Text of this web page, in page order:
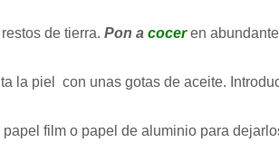
de tierra. Pon a coceren
la piel con unas gotas de aceite.
papel film o papel de aluminio para